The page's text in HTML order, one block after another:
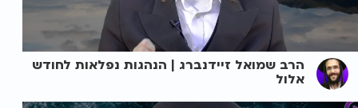
הרב שמואל זיידנברג | הנהגות נפלאות לחודש
אלול